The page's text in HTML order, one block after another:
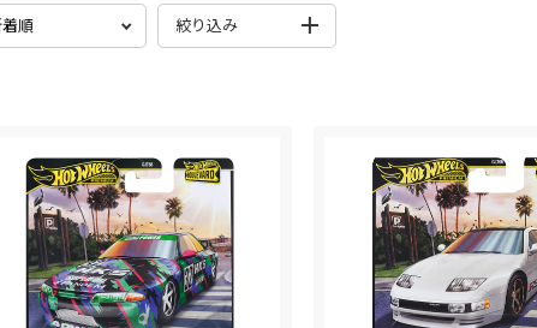
検索
プレミアムカー
プレイセット
ホットウィール スケート
Formula1
ブランドから探す
絞り込み
検索